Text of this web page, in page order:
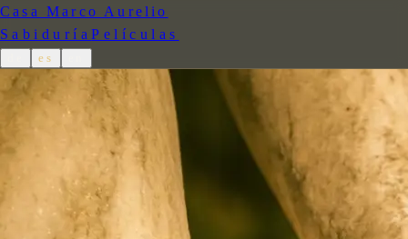
Casa Marco Aurelio
SabiduríaPelículas
es